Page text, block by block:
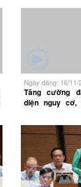
nghỉ 5 ngày dịp
Ngày đăng: 16/11/
Tăng cường
diện nguy
bảo đảm an
động tại nơi